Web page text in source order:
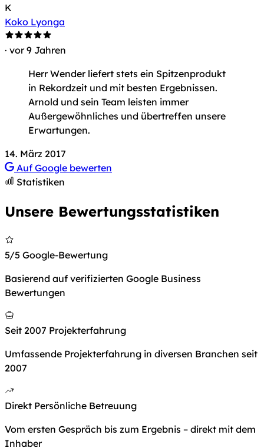
K
Koko Lyonga
· vor 9 Jahren
Herr Wender liefert stets ein Spitzenprodukt
in Rekordzeit und mit besten Ergebnissen.
Arnold und sein Team leisten immer
Außergewöhnliches und übertreffen unsere
Erwartungen.
14. März 2017
Auf Google bewerten
Statistiken
Unsere Bewertungsstatistiken
5/5 Google-Bewertung
Basierend auf verifizierten Google Business
Bewertungen
Seit 2007 Projekterfahrung
Umfassende Projekterfahrung in diversen Branchen seit
2007
Direkt Persönliche Betreuung
Vom ersten Gespräch bis zum Ergebnis – direkt mit dem
Inhaber